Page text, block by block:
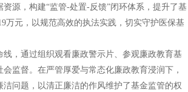
源，构建“监管-处置-反馈”闭环体系， 提升了基
万元，以规范高效的执法实践，切实守护医保基
线，通过组织观看廉政警示片、参观廉政教育基
监督。 在严管厚爱与常态化廉政教育浸润下，
问题， 以清正廉洁的作风维护了基金监管的权